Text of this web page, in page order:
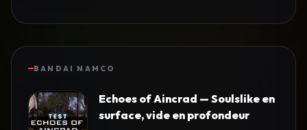
BANDAI NAMCO
Echoes of Aincrad — Soulslike en
surface, vide en profondeur